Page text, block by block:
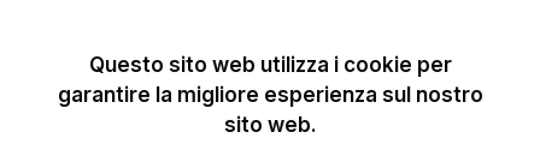
Questo sito web utilizza i cookie per
garantire la migliore esperienza sul nostro
sito web.